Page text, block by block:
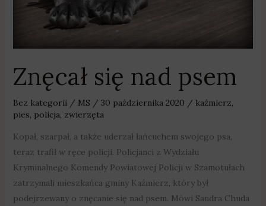
Znęcał się nad psem
Bez kategorii/ MS / 30 października 2020 / kaźmierz,
pies, policja, zwierzęta
Kopał, szarpał, a także uderzał łańcuchem swojego psa,
teraz trafił w ręce policji. Policjanci z Wydziału
Kryminalnego Komendy Powiatowej Policji w Szamotułach
zatrzymali mieszkańca gminy Kaźmierz, który był
podejrzewany o znęcanie się nad psem. Mówi Sandra Chuda